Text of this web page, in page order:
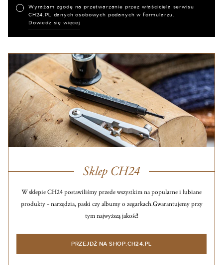
Wyrażam zgodę na przetwarzanie przez właściciela serwisu
CH24.PL danych osobowych podanych w formularzu.
Dowiedz się więcej
Sklep CH24
W sklepie CH24 postawiliśmy przede wszystkim na popularne i lubiane
produkty – narzędzia, paski czy albumy o zegarkach.Gwarantujemy przy
tym najwyższą jakość!
PRZEJDŹ NA SHOP.CH24.PL